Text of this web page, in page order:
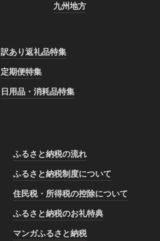
九州地方
訳あり返礼品特集
定期便特集
日用品・消耗品特集
ふるさと納税の流れ
ふるさと納税制度について
住民税・所得税の控除について
ふるさと納税のお礼特典
マンガふるさと納税